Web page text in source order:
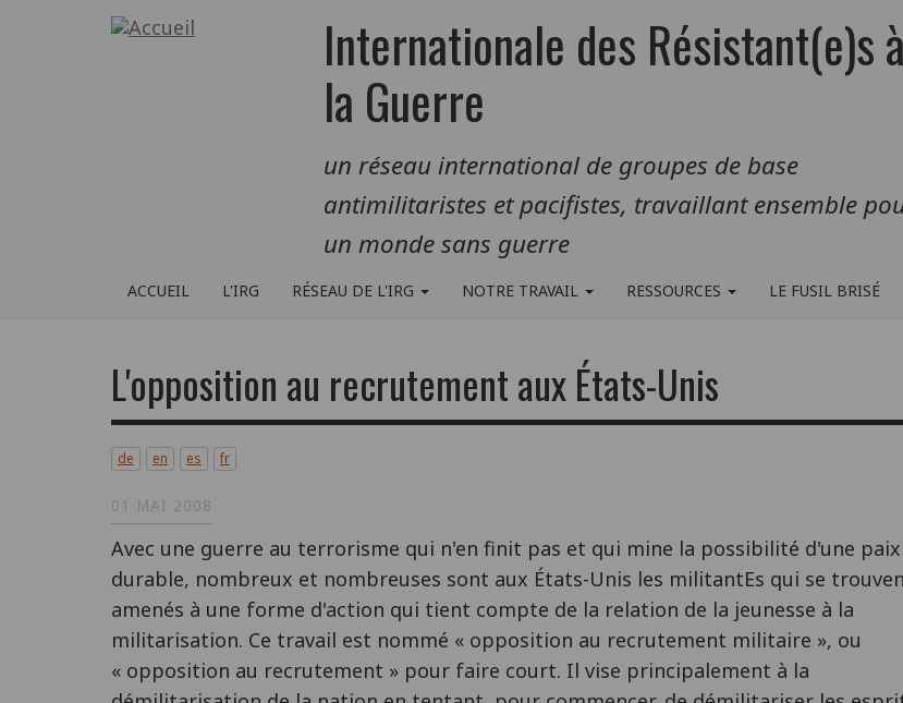
Internationale des Résistant(e)s à
la Guerre
un réseau international de groupes de base
antimilitaristes et pacifistes, travaillant ensemble
un monde sans guerre
ACCUEIL L'IRG RÉSEAU DE L'IRG NOTRE TRAVAIL RESSOURCES LE FUSIL BRISÉ
L'opposition au recrutement aux États-Unis
de en es fr
01 MAI 2008
Avec une guerre au terrorisme qui n'en finit pas et qui mine la possibilité d'une paix
durable, nombreux et nombreuses sont aux États-Unis les militantEs qui se
amenés à une forme d'action qui tient compte de la relation de la jeunesse à la
militarisation. Ce travail est nommé « opposition au recrutement militaire », ou
« opposition au recrutement » pour faire court. Il vise principalement à la